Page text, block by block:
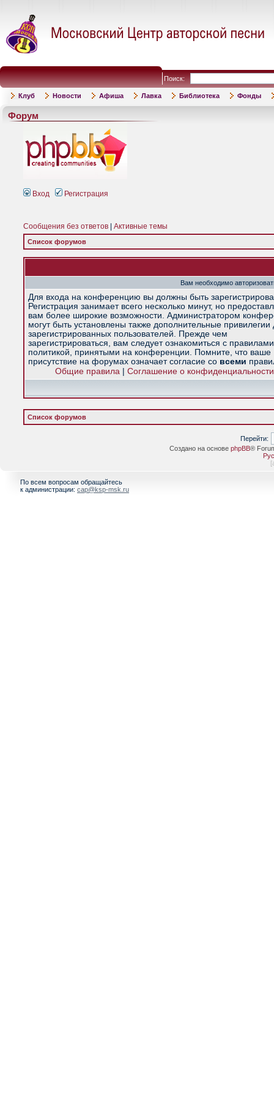
Поиск:
Клуб Новости Афиша Лавка Библиотека Фонды
Форум
Вход Регистрация
Сообщения без ответов Активные темы
Список форумов
Вам необходимо
Для входа на конференцию вы должны быть
Регистрация занимает всего несколько минут, но
вам более широкие возможности. Администратором
могут быть установлены также дополнительные привилегии
зарегистрированных пользователей. Прежде чем
зарегистрироваться, вам следует ознакомиться с
политикой, принятыми на конференции. Помните, что ваше
присутствие на форумах означает согласие со всеми
Общие правила| Соглашение о конфиденциальности
Список форумов
Перейти:
Создано на основе phpBB®
[
По всем вопросам обращайтесь
к администрации: cap@ksp-msk.ru